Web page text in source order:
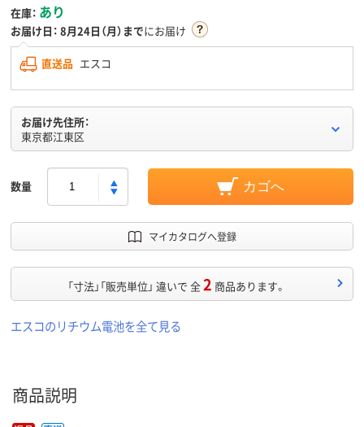
在庫： あり
お届け日： 8月24日（月）までにお届け
直送品 エスコ
お届け先住所：
東京都江東区
数量 カゴへ
マイカタログへ登録
「寸法」「販売単位」 違いで 全2 商品あります。
エスコのリチウム電池を全て見る
商品説明